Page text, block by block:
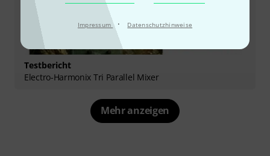
Impressum · Datenschutzhinweise
Testbericht
Electro-Harmonix Tri Parallel Mixer
Mehr anzeigen